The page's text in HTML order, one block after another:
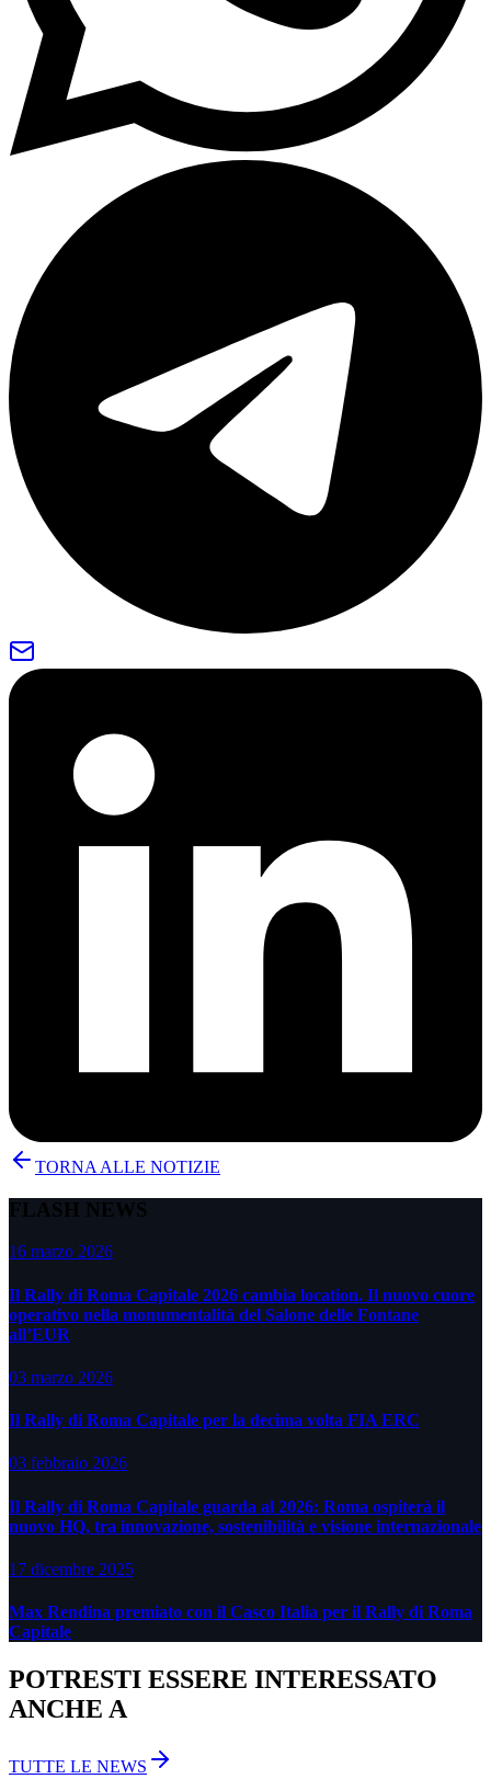
TORNA ALLE NOTIZIE
FLASH NEWS
16 marzo 2026
Il Rally di Roma Capitale 2026 cambia location. Il nuovo cuore
operativo nella monumentalità del Salone delle Fontane
all’EUR
03 marzo 2026
Il Rally di Roma Capitale per la decima volta FIA ERC
03 febbraio 2026
Il Rally di Roma Capitale guarda al 2026: Roma ospiterà il
nuovo HQ, tra innovazione, sostenibilità e visione internazionale
17 dicembre 2025
Max Rendina premiato con il Casco Italia per il Rally di Roma
Capitale
POTRESTI ESSERE INTERESSATO
ANCHE A
TUTTE LE NEWS